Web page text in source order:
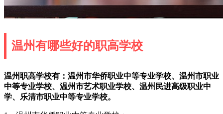
温州有哪些好的职高学校
温州职高学校有：温州市华侨职业中等专业学校、温州市职业
中等专业学校、温州市艺术职业学校、温州民进高级职业中
学、乐清市职业中等专业学校。